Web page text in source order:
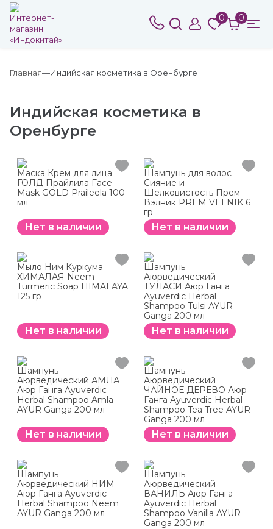
0 0
Главная Индийская косметика в Оренбурге
Индийская косметика в
Оренбурге
Маска Крем для лица
ГОЛД Прайлила Face
Mask GOLD Praileela 100
мл
Нет в наличии
Шампунь для волос
Сияние и
Шелковистость Прем
Вэлник PREM VELNIK 6
гр
Нет в наличии
Мыло Ним Куркума
ХИМАЛАЯ Neem
Turmeric Soap HIMALAYA
125 гр
Нет в наличии
Шампунь
Аюрведический
ТУЛАСИ Аюр Ганга
Ayuverdic Herbal
Shampoo Tulsi AYUR
Ganga 200 мл
Нет в наличии
Шампунь
Аюрведический АМЛА
Аюр Ганга Ayuverdic
Herbal Shampoo Amla
AYUR Ganga 200 мл
Нет в наличии
Шампунь
Аюрведический
ЧАЙНОЕ ДЕРЕВО Аюр
Ганга Ayuverdic Herbal
Shampoo Tea Tree AYUR
Ganga 200 мл
Нет в наличии
Шампунь
Аюрведический НИМ
Аюр Ганга Ayuverdic
Herbal Shampoo Neem
AYUR Ganga 200 мл
Шампунь
Аюрведический
ВАНИЛЬ Аюр Ганга
Ayuverdic Herbal
Shampoo Vanilla AYUR
Ganga 200 мл